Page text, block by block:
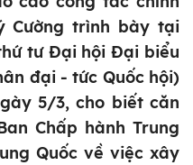
Cường trình bày tại
tư Đại hội Đại biểu
đại - tức Quốc hội)
5/3, cho biết căn
Chấp hành Trung
Quốc về việc xây